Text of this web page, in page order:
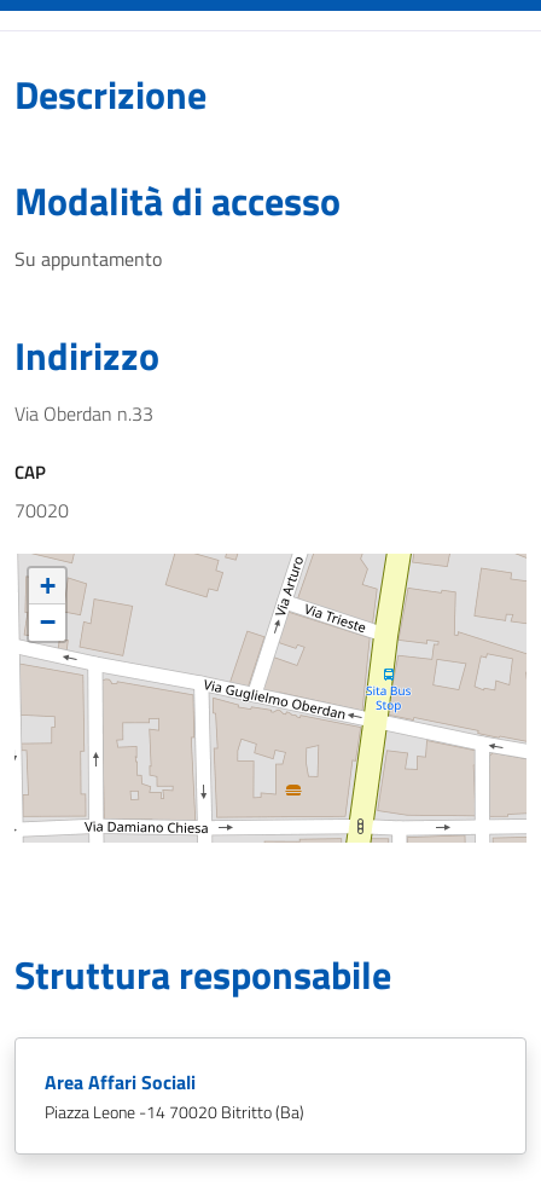
Descrizione
Modalità di accesso
Su appuntamento
Indirizzo
Via Oberdan n.33
CAP
70020
+
−
Struttura responsabile
Area Affari Sociali
Piazza Leone -14 70020 Bitritto (Ba)